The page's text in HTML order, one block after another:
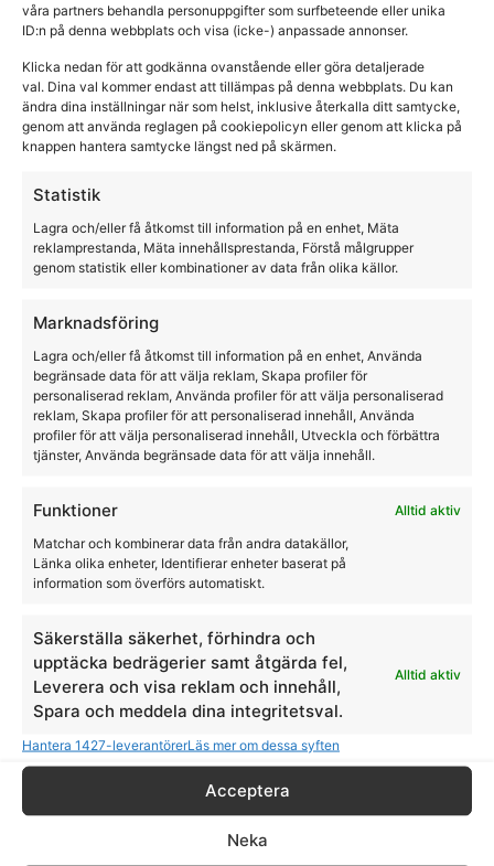
våra partners behandla personuppgifter som surfbeteende eller unika
ID:n på denna webbplats och visa (icke-) anpassade annonser.
Klicka nedan för att godkänna ovanstående eller göra detaljerade
val. Dina val kommer endast att tillämpas på denna webbplats. Du kan
ändra dina inställningar när som helst, inklusive återkalla ditt samtycke,
genom att använda reglagen på cookiepolicyn eller genom att klicka på
knappen hantera samtycke längst ned på skärmen.
Statistik
Lagra och/eller få åtkomst till information på en enhet, Mäta
reklamprestanda, Mäta innehållsprestanda, Förstå målgrupper
genom statistik eller kombinationer av data från olika källor.
Marknadsföring
Lagra och/eller få åtkomst till information på en enhet, Använda
begränsade data för att välja reklam, Skapa profiler för
personaliserad reklam, Använda profiler för att välja personaliserad
reklam, Skapa profiler för att personaliserad innehåll, Använda
profiler för att välja personaliserad innehåll, Utveckla och förbättra
tjänster, Använda begränsade data för att välja innehåll.
Funktioner
Alltid aktiv
Matchar och kombinerar data från andra datakällor,
Länka olika enheter, Identifierar enheter baserat på
information som överförs automatiskt.
Säkerställa säkerhet, förhindra och
upptäcka bedrägerier samt åtgärda fel,
Leverera och visa reklam och innehåll,
Spara och meddela dina integritetsval.
Alltid aktiv
Hantera 1427-leverantörerLäs mer om dessa syften
Acceptera
Neka
Vas/champagnekylare med ormskinn mönster
THG
Skål med tre hästar THG
THG
1495,00kr